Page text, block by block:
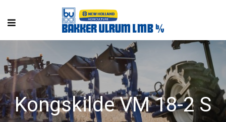
Kongskilde VM 18-2 S